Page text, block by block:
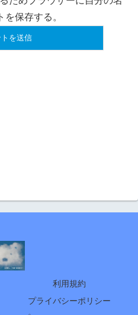
保存する。
利用規約
プライバシーポリシー